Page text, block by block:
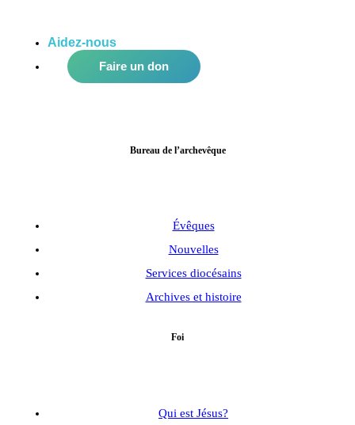
Aidez-nous
Faire un don
Bureau de l’archevêque
Évêques
Nouvelles
Services diocésains
Archives et histoire
Foi
Qui est Jésus?